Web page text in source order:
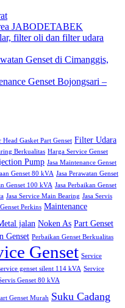
JABODETABEK
filter oli dan filter udara
Genset di Cimanggis,
Genset Bojongsari –
Gasket Part Genset Filter Udara
Berkualitas Harga Service Genset
Pump Jasa Maintenance Genset
Genset 80 kVA Jasa Perawatan Genset
Genset 100 kVA Jasa Perbaikan Genset
Jasa Service Main Bearing Jasa Servis
Perkins Maintenance
jalan Noken As Part Genset
Genset Perbaikan Genset Berkualitas
Genset Service
genset silent 114 kVA Service
Genset 80 kVA
Genset Murah Suku Cadang